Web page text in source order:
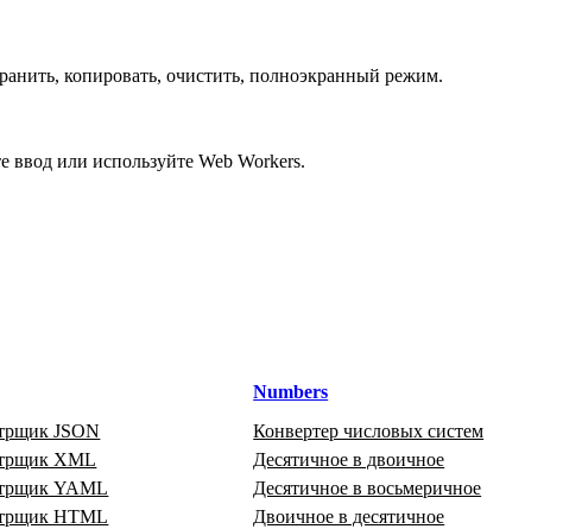
копировать, очистить, полноэкранный режим.
или используйте Web Workers.
JSON
XML
YAML
HTML
Numbers
Конвертер числовых систем
Десятичное в двоичное
Десятичное в восьмеричное
Двоичное в десятичное